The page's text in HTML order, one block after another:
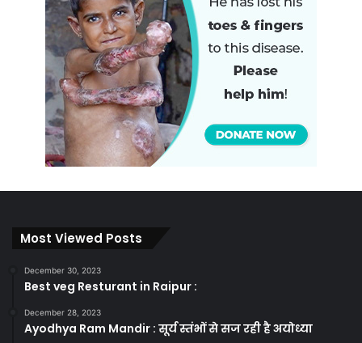
Most Viewed Posts
December 30, 2023
Best veg Resturant in Raipur :
December 28, 2023
Ayodhya Ram Mandir : सूर्य स्तंभों से सज रही है अयोध्या